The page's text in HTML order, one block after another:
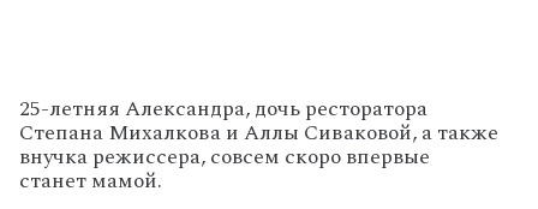
25-летняя Александра, дочь ресторатора
Степана Михалкова и Аллы Сиваковой, а также
внучка режиссера, совсем скоро впервые
станет мамой.